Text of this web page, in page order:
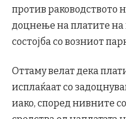
против раководството
доцнење на платите
состојба со возниот
Оттаму велат дека
исплаќаат со
иако, според нивните